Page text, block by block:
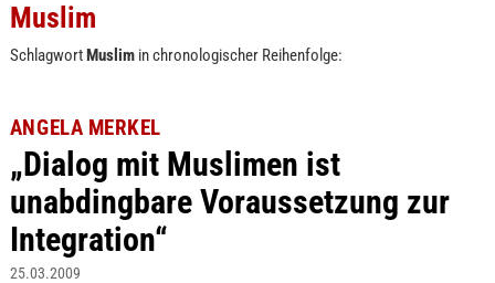
Muslim
SchlagwortMuslimin chronologischer Reihenfolge:
ANGELA MERKEL
„Dialog mit Muslimen ist
unabdingbare Voraussetzung zur
Integration“
25.03.2009